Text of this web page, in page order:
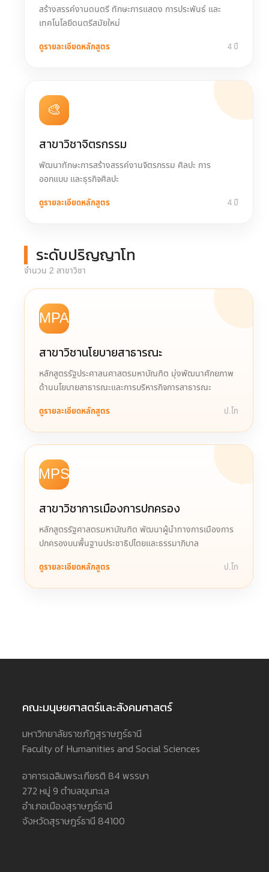
สร้างสรรค์งานดนตรี ทักษะการแสดง การประพันธ์ และ
เทคโนโลยีดนตรีสมัยใหม่
ดูรายละเอียดหลักสูตร 4 ปี
🎨
สาขาวิชาจิตรกรรม
พัฒนาทักษะการสร้างสรรค์งานจิตรกรรม ศิลปะ การ
ออกแบบ และธุรกิจศิลปะ
ดูรายละเอียดหลักสูตร 4 ปี
ระดับปริญญาโท
จำนวน 2 สาขาวิชา
MPA
สาขาวิชานโยบายสาธารณะ
หลักสูตรรัฐประศาสนศาสตรมหาบัณฑิต มุ่งพัฒนาศักยภาพ
ด้านนโยบายสาธารณะและการบริหารกิจการสาธารณะ
ดูรายละเอียดหลักสูตร ป.โท
MPS
สาขาวิชาการเมืองการปกครอง
หลักสูตรรัฐศาสตรมหาบัณฑิต พัฒนาผู้นำทางการเมืองการ
ปกครองบนพื้นฐานประชาธิปไตยและธรรมาภิบาล
ดูรายละเอียดหลักสูตร ป.โท
คณะมนุษยศาสตร์และสังคมศาสตร์
มหาวิทยาลัยราชภัฏสุราษฎร์ธานี
Faculty of Humanities and Social Sciences
อาคารเฉลิมพระเกียรติ 84 พรรษา
272 หมู่ 9 ตำบลขุนทะเล
อำเภอเมืองสุราษฎร์ธานี
จังหวัดสุราษฎร์ธานี 84100